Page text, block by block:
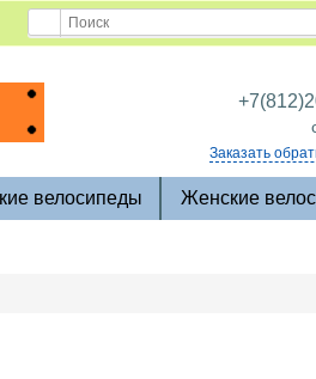
Заказать
велосипеды Женские